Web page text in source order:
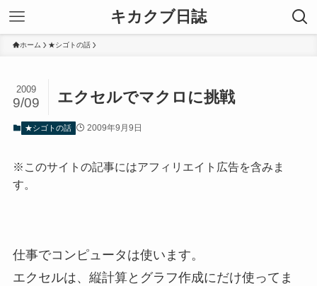
キカクブ日誌
ホーム ★シゴトの話
エクセルでマクロに挑戦
2009
9/09
★シゴトの話 2009年9月9日
※このサイトの記事にはアフィリエイト広告を含みま
す。
仕事でコンピュータは使います。
エクセルは、縦計算とグラフ作成にだけ使ってま